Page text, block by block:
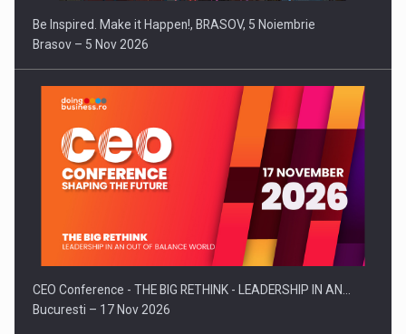
Be Inspired. Make it Happen!, BRASOV, 5 Noiembrie
Brasov – 5 Nov 2026
CEO Conference - THE BIG RETHINK - LEADERSHIP IN AN…
Bucuresti – 17 Nov 2026